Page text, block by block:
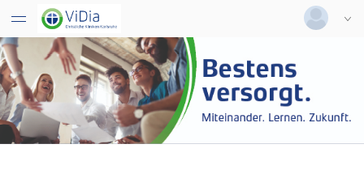
Login
Versionsnummer: 2026.2.04.63526